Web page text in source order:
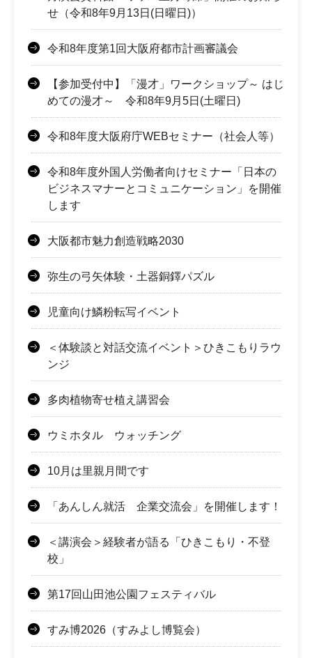
せ（令和8年9月13日(日曜日)）
令和8年度第1回大阪府都市計画審議会
【参加受付中】「漫才」ワークショップ～ はじ
めての漫才～ 令和8年9月5日(土曜日)
令和8年度大阪府庁WEBセミナー（社会人等）
令和8年度外国人労働者向けセミナー「日本の
ビジネスマナーとコミュニケーション」を開催
します
大阪都市魅力創造戦略2030
弥生の弓矢体験・土器銅鐸パズル
児童向け鱗粉転写イベント
＜体験談と対話交流イベント＞ひきこもりラウ
ンジ
多肉植物寄せ植え講習会
ウミホタル ウォッチング
10月は里親月間です
「あんしん就活 企業交流会」を開催します！
＜講演会＞経験者が語る「ひきこもり・不登
校」
第17回山田池公園フェスティバル
すみ博2026（すみよし博覧会）